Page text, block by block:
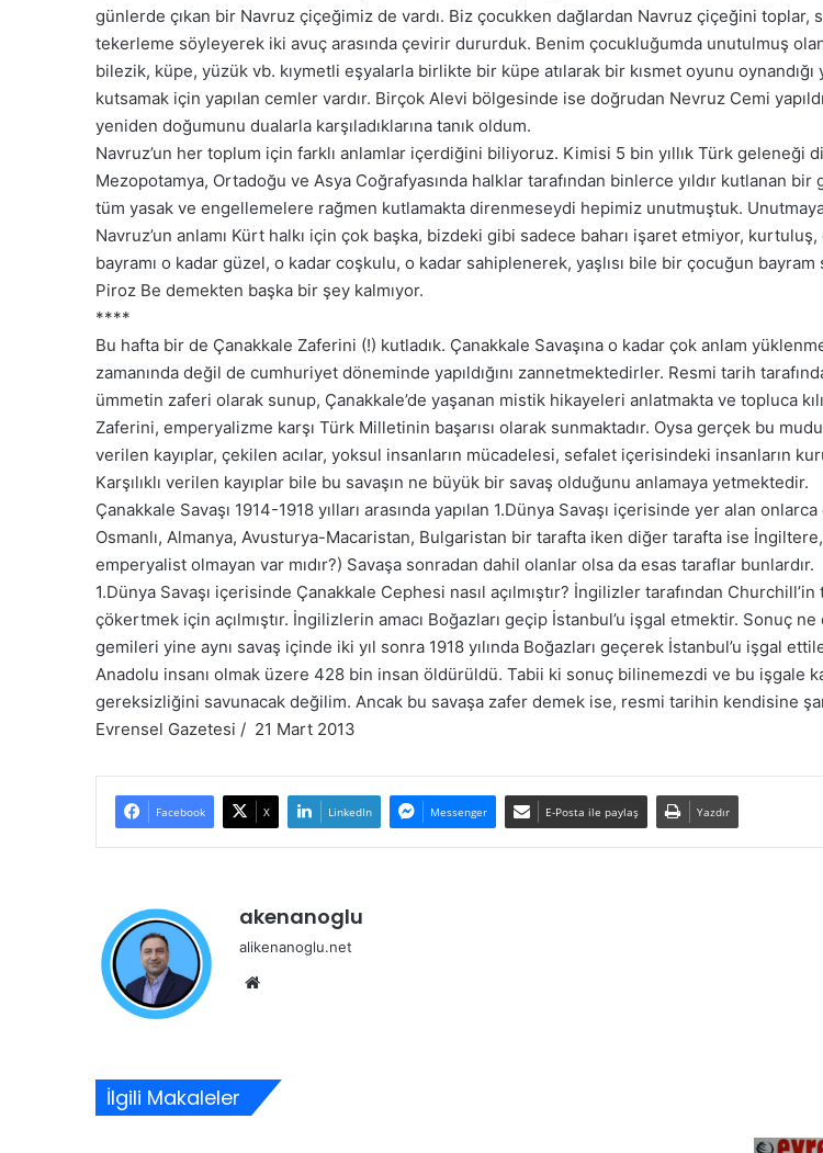
günlerde çıkan bir Navruz çiçeğimiz de vardı. Biz çocukken dağlardan Navruz çiçeğini toplar,
tekerleme söyleyerek iki avuç arasında çevirir dururduk. Benim çocukluğumda unutulmuş
bilezik, küpe, yüzük vb. kıymetli eşyalarla birlikte bir küpe atılarak bir kısmet oyunu
kutsamak için yapılan cemler vardır. Birçok Alevi bölgesinde ise doğrudan Nevruz Cemi
yeniden doğumunu dualarla karşıladıklarına tanık oldum.
Navruz’un her toplum için farklı anlamlar içerdiğini biliyoruz. Kimisi 5 bin yıllık Türk geleneği
Mezopotamya, Ortadoğu ve Asya Coğrafyasında halklar tarafından binlerce yıldır kutlanan
tüm yasak ve engellemelere rağmen kutlamakta direnmeseydi hepimiz unutmuştuk.
Navruz’un anlamı Kürt halkı için çok başka, bizdeki gibi sadece baharı işaret etmiyor,
bayramı o kadar güzel, o kadar coşkulu, o kadar sahiplenerek, yaşlısı bile bir çocuğun
Piroz Be demekten başka bir şey kalmıyor.
****
Bu hafta bir de Çanakkale Zaferini (!) kutladık. Çanakkale Savaşına o kadar çok anlam
zamanında değil de cumhuriyet döneminde yapıldığını zannetmektedirler. Resmi tarih
ümmetin zaferi olarak sunup, Çanakkale’de yaşanan mistik hikayeleri anlatmakta ve topluca
Zaferini, emperyalizme karşı Türk Milletinin başarısı olarak sunmaktadır. Oysa gerçek bu
verilen kayıplar, çekilen acılar, yoksul insanların mücadelesi, sefalet içerisindeki insanların
Karşılıklı verilen kayıplar bile bu savaşın ne büyük bir savaş olduğunu anlamaya yetmektedir.
Çanakkale Savaşı 1914-1918 yılları arasında yapılan 1.Dünya Savaşı içerisinde yer alan
Osmanlı, Almanya, Avusturya-Macaristan, Bulgaristan bir tarafta iken diğer tarafta ise
emperyalist olmayan var mıdır?) Savaşa sonradan dahil olanlar olsa da esas taraflar bunlardır.
1.Dünya Savaşı içerisinde Çanakkale Cephesi nasıl açılmıştır? İngilizler tarafından
çökertmek için açılmıştır. İngilizlerin amacı Boğazları geçip İstanbul’u işgal etmektir. Sonuç
gemileri yine aynı savaş içinde iki yıl sonra 1918 yılında Boğazları geçerek İstanbul’u işgal
Anadolu insanı olmak üzere 428 bin insan öldürüldü. Tabii ki sonuç bilinemezdi ve bu işgale
gereksizliğini savunacak değilim. Ancak bu savaşa zafer demek ise, resmi tarihin kendisine
Evrensel Gazetesi / 21 Mart 2013
Facebook X LinkedIn Messenger E-Posta ile paylaş Yazdır
akenanoglu
alikenanoglu.net
İlgili Makaleler